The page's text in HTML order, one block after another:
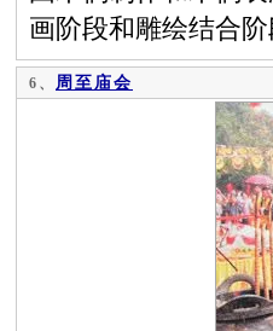
画阶段和雕绘结合
6、 周至庙会